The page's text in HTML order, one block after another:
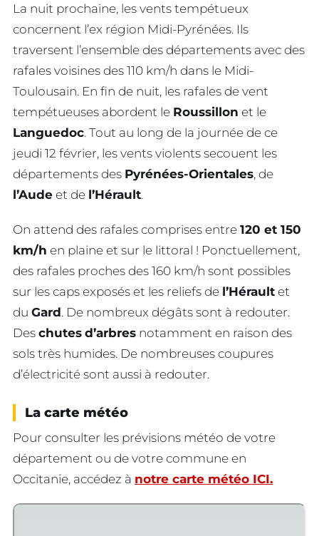
La nuit prochaine, les vents tempétueux
concernent l’ex région Midi-Pyrénées. Ils
traversent l’ensemble des départements avec des
rafales voisines des 110 km/h dans le Midi-
Toulousain. En fin de nuit, les rafales de vent
tempétueuses abordent le Roussillon et le
Languedoc. Tout au long de la journée de ce
jeudi 12 février, les vents violents secouent les
départements des Pyrénées-Orientales, de
l’Aude et de l’Hérault.
On attend des rafales comprises entre 120 et 150
km/h en plaine et sur le littoral ! Ponctuellement,
des rafales proches des 160 km/h sont possibles
sur les caps exposés et les reliefs de l’Hérault et
du Gard. De nombreux dégâts sont à redouter.
Des chutes d’arbres notamment en raison des
sols très humides. De nombreuses coupures
d’électricité sont aussi à redouter.
La carte météo
Pour consulter les prévisions météo de votre
département ou de votre commune en
Occitanie, accédez à notre carte météo ICI.